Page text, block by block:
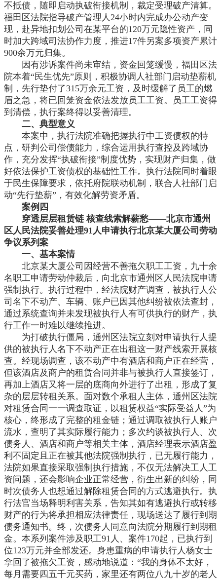
不抵债，随即启动执破衔接机制，裁定受理破产清算。
福田区法院指导破产管理人24小时内完成办公动产变
现，赴异地扣划公司在某平台的120万元隐性资产，同
时加大跨域司法协作力度，推进17件另案多项资产累计
900余万元归集。
因有涉诉案件尚未审结，资金回笼缓慢，福田区法
院本着“民生优先”原则，积极协调人社部门启动垫薪机
制，先行垫付了315万余元工资，及时缓解了员工的燃
眉之急，将已回笼资金依法发放员工工资。员工工资得
到清偿，执行案终得以妥善清理。
二、典型意义
本案中，执行法院准确把握执行中工资债权的特
点，研判公司偿债能力，综合运用执行查控及跨域协
作，充分发挥“执破衔接”制度优势，实现财产归集，做
好依法保护工资债权的基础性工作。执行法院同时着眼
于民生保障要求，依托府院联动机制，联合人社部门启
动“先行垫薪”，有效化解劳资矛盾。
案例四
穿透层层租赁链 核查线索解薪愁——北京市通州
区人民法院妥善处理91人申请执行北京某大厦公司劳动
争议系列案
一、基本案情
北京某大厦公司因经营不善拖欠职工工资，九十余
名职工申请劳动仲裁后，向北京市通州区人民法院申请
强制执行。执行过程中，经法院财产调查，被执行人公
司名下不动产、车辆、账户已因其他纠纷被依法查封，
通过系统查询并未发现被执行人有可供执行的财产，执
行工作一时难以继续推进。
为打破执行僵局，通州区法院立刻对申请执行人提
供的被执行人名下不动产正在出租这一财产线索开展核
查。经现场调查，该不动产中有酒店和商户正在经营，
但该酒店及商户的租赁合同并非与被执行人直接签订，
再加上酒店又将一层的底商向外进行了出租，形成了复
杂的层层转租关系。面对数个承租人主体，通州区法院
对租赁合同一一调查取证，以租赁权益“实际受益人”为
核心，终形成了完整的租金链；通过调取被执行人账户
流水，查明了其实际履行能力；多次约谈被执行人、次
债务人、酒店和商户等相关主体，酒店经理表示酒店盈
利不固定且正在被其他法院强制执行，已无履行能力，
法院如果直接采取强制执行措施，不仅无法解决工人工
资问题，还会影响企业正常经营，衍生出新的纠纷，同
时次债务人也想通过解除租赁合同的方式逃避执行。执
行法官当场释明利害关系，告知其如有逃避执行或转移
财产的行为将承担相应法律责任，现场送达了履行到期
债务通知书。终，次债务人同意向法院分期履行到期租
金。本系列案件涉及职工91人、案件170起，已执行到
位123万元并全部发还。身患重病的申请执行人杨女士
拿回了被拖欠工资，感动地说道：“我的身体不太好，
每月需要四五千元买药，家里还有两位八九十岁的老人